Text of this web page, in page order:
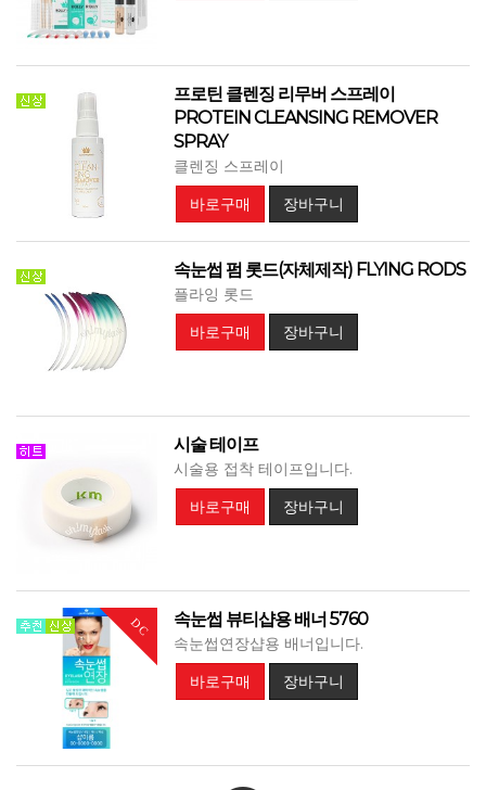
프로틴 클렌징 리무버 스프레이
PROTEIN CLEANSING REMOVER
SPRAY
클렌징 스프레이
바로구매
장바구니
속눈썹 펌 롯드(자체제작) FLYING RODS
플라잉 롯드
바로구매
장바구니
시술 테이프
시술용 접착 테이프입니다.
바로구매
장바구니
DC 속눈썹 뷰티샵용 배너 5760
속눈썹연장샵용 배너입니다.
바로구매
장바구니